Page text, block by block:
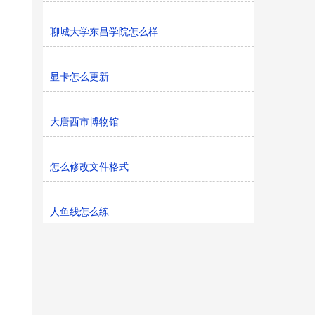
聊城大学东昌学院怎么样
显卡怎么更新
大唐西市博物馆
怎么修改文件格式
人鱼线怎么练